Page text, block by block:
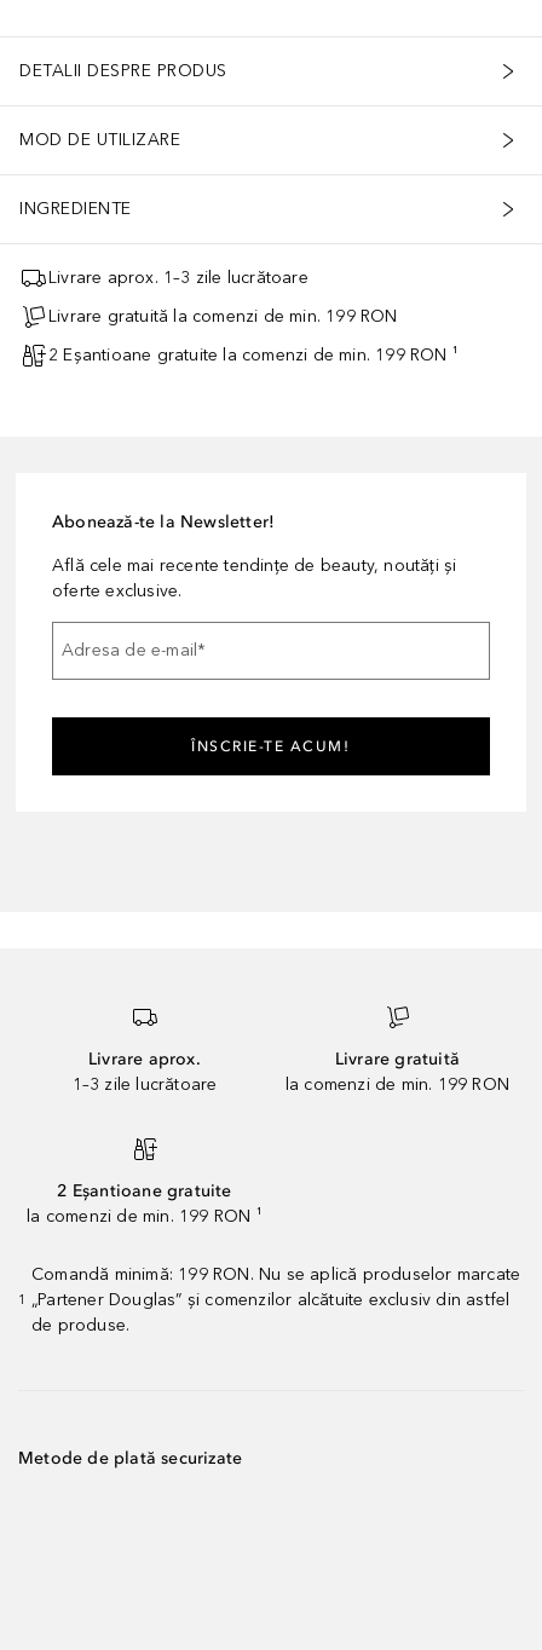
DETALII DESPRE PRODUS
MOD DE UTILIZARE
INGREDIENTE
Livrare aprox. 1–3 zile lucrătoare
Livrare gratuită la comenzi de min. 199 RON
2 Eșantioane gratuite la comenzi de min. 199 RON ¹
Abonează-te la Newsletter!
Află cele mai recente tendințe de beauty, noutăți și
oferte exclusive.
Adresa de e-mail*
ÎNSCRIE-TE ACUM!
Livrare aprox.
1–3 zile lucrătoare
Livrare gratuită
la comenzi de min. 199 RON
2 Eșantioane gratuite
la comenzi de min. 199 RON ¹
1
Comandă minimă: 199 RON. Nu se aplică produselor marcate
„Partener Douglas” și comenzilor alcătuite exclusiv din astfel
de produse.
Metode de plată securizate